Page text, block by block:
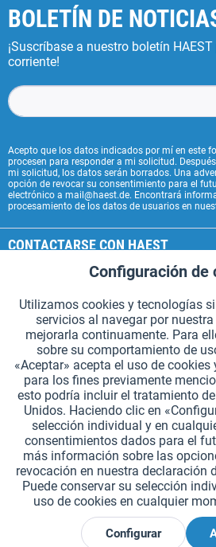
BOLETÍN DE
¡Suscríbase a nuestro boletín
corriente!
Acepto que los datos indicados por mí en este
procesen para responder a mi solicitud.
mi solicitud, los datos serán borrados. Una
opción de revocar su consentimiento para el
electrónico a mail@haest.de. Encontrará
procesamiento de los datos de usuarios en
CONTACTARSE CON HAEST
SERVICIOS HAEST
INFORMACIÓN GENERAL
MODOS DE PAGO
*Todos los precios incluyen IVA. Se
Configuración de cookies Solicitar
Grabados láser en testigos Boletín
Contacto Envío y pago
Derecho de revocación
Condiciones generales de
Funcionales
Seguimiento
Configuración de
Utilizamos cookies y tecnologías
servicios al navegar por
mejorarla continuamente. Para
sobre su comportamiento de
«Aceptar» acepta el uso de
para los fines previamente
esto podría incluir el tratamiento
Unidos. Haciendo clic en
selección individual y en
consentimientos dados para el
más información sobre las
revocación en nuestra declaración
Puede conservar su selección
uso de cookies en cualquier
Configurar